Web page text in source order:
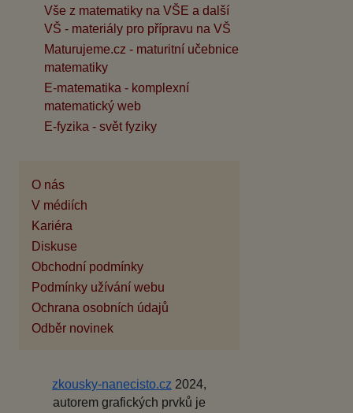
Vše z matematiky na VŠE a další
VŠ - materiály pro přípravu na VŠ
Maturujeme.cz - maturitní učebnice
matematiky
E-matematika - komplexní
matematický web
E-fyzika - svět fyziky
O nás
V médiích
Kariéra
Diskuse
Obchodní podmínky
Podmínky užívání webu
Ochrana osobních údajů
Odběr novinek
zkousky-nanecisto.cz 2024,
autorem grafických prvků je